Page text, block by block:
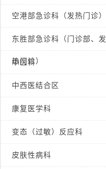
空港部急诊科（发热门诊）
东胜部急诊科（门诊部、发
热门诊）
中医科
中西医结合区
康复医学科
变态（过敏）反应科
皮肤性病科